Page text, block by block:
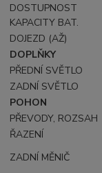
DOSTUPNOST
KAPACITY BAT.
DOJEZD (AŽ)
DOPLŇKY
PŘEDNÍ SVĚTLO
ZADNÍ SVĚTLO
POHON
PŘEVODY, ROZSAH
ŘAZENÍ
ZADNÍ MĚNIČ